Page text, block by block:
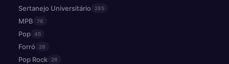
Sertanejo Universitário 285
MPB 76
Pop 45
Forró 28
Pop Rock 26